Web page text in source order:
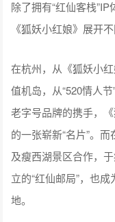
在杭州，从《狐妖小
老字号品牌的携手，
的一张崭新“名片”。
及瘦西湖景区合作，
立的“红仙邮局”，也
地。
当然，在历经了与杭